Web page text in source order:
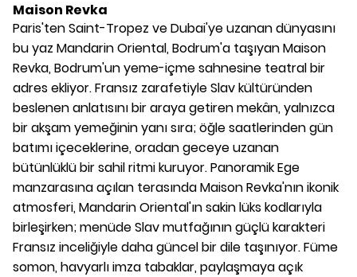
Maison Revka
Paris'ten Saint-Tropez ve Dubai'ye uzanan dünyasını
bu yaz Mandarin Oriental, Bodrum'a taşıyan Maison
Revka, Bodrum'un yeme-içme sahnesine teatral bir
adres ekliyor. Fransız zarafetiyle Slav kültüründen
beslenen anlatısını bir araya getiren mekân, yalnızca
bir akşam yemeğinin yanı sıra; öğle saatlerinden gün
batımı içeceklerine, oradan geceye uzanan
bütünlüklü bir sahil ritmi kuruyor. Panoramik Ege
manzarasına açılan terasında Maison Revka'nın ikonik
atmosferi, Mandarin Oriental'ın sakin lüks kodlarıyla
birleşirken; menüde Slav mutfağının güçlü karakteri
Fransız inceliğiyle daha güncel bir dile taşınıyor. Füme
somon, havyarlı imza tabaklar, paylaşmaya açık